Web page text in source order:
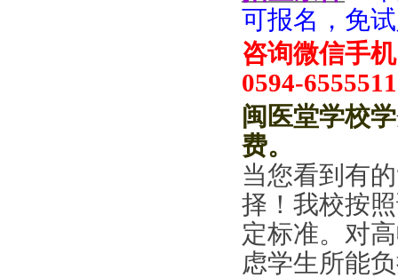
可报名，免
咨询微信手
0594-6555511
闽医堂学校
费。
当您看到有
择！ 我校按
定标准。对
虑学生所能